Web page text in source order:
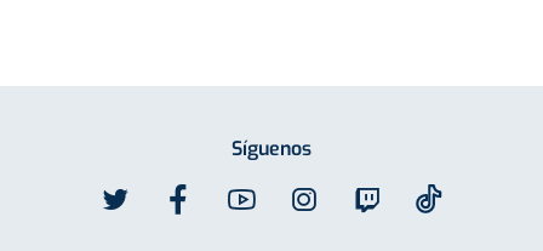
Síguenos